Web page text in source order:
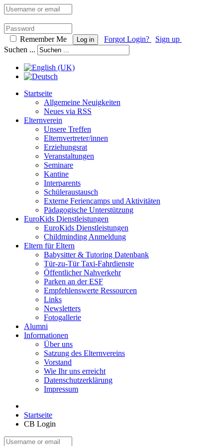
Remember Me Log in Forgot Login?
Sign up
Suchen ...
Startseite
Allgemeine Neuigkeiten
Neues via RSS
Elternverein
Unsere Treffen
Elternvertreter/innen
Erziehungsrat
Veranstaltungen
Seminare
Kantine
Interparents
Schüleraustausch
Externe Feriencamps und Aktivitäten
Pädagogische Unterstützung
EuroKids Dienstleistungen
EuroKids Dienstleistungen
Childminding Anmeldung
Eltern für Eltern
Babysitter & Tutoring Datenbank
Tür-zu-Tür Taxi-Fahrdienste
Öffentlicher Nahverkehr
Parken an der ESF
Empfehlenswerte Ressourcen
Links
Newsletters
Fotogallerie
Alumni
Informationen
Über uns
Satzung des Elternvereins
Vorstand
Wie Ihr uns erreicht
Datenschutzerklärung
Impressum
Startseite
CB Login